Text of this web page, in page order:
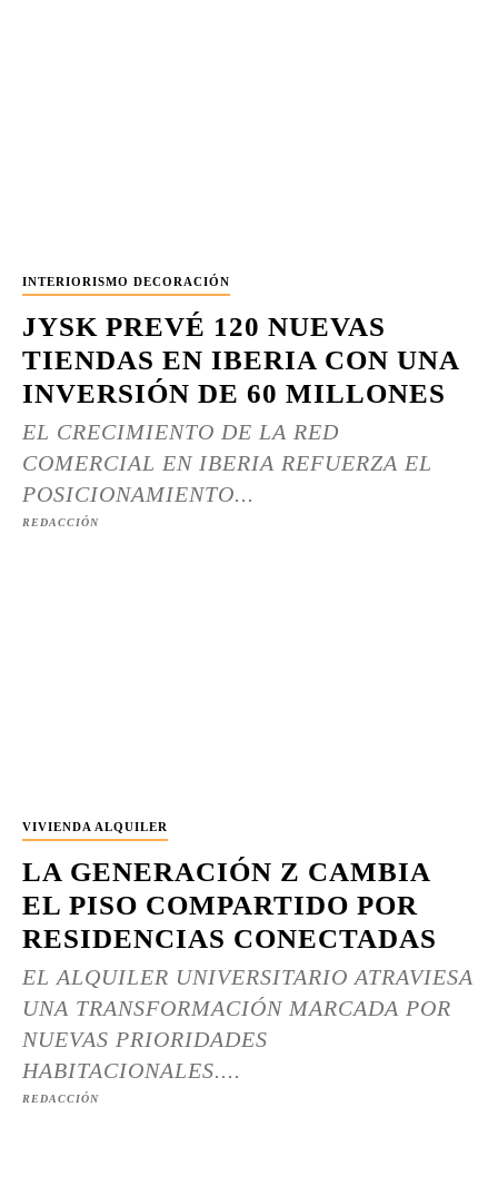
INTERIORISMO DECORACIÓN
JYSK PREVÉ 120 NUEVAS
TIENDAS EN IBERIA CON UNA
INVERSIÓN DE 60 MILLONES
EL CRECIMIENTO DE LA RED
COMERCIAL EN IBERIA REFUERZA EL
POSICIONAMIENTO...
REDACCIÓN
VIVIENDA ALQUILER
LA GENERACIÓN Z CAMBIA
EL PISO COMPARTIDO POR
RESIDENCIAS CONECTADAS
EL ALQUILER UNIVERSITARIO ATRAVIESA
UNA TRANSFORMACIÓN MARCADA POR
NUEVAS PRIORIDADES
HABITACIONALES....
REDACCIÓN